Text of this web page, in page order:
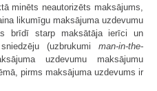
minēts neautorizēts maksājums,
likumīgu maksājuma uzdevumu
brīdī starp maksātāja ierīci un
(uzbrukumi man-in-the-
uzdevumu maksājumu
pirms maksājuma uzdevums ir